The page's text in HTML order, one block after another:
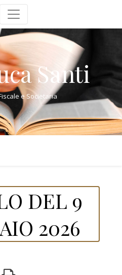
Santi
e Societaria
DEL 9
2026